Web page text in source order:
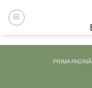
PRIMA PAGINĂ